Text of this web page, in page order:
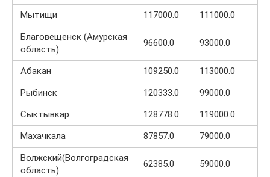
Мытищи
117000.0 111000.0
Благовещенск (Амурская
область)
96600.0 93000.0
Абакан 109250.0 113000.0
Рыбинск
120333.0 99000.0
Сыктывкар
128778.0 119000.0
Махачкала
87857.0 79000.0
Волжский(Волгоградская
область)
62385.0 59000.0